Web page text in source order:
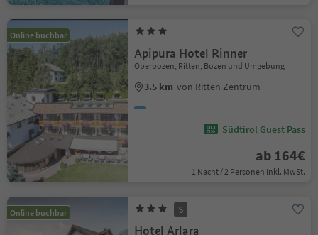
Online buchbar
Apipura Hotel Rinner
Oberbozen, Ritten, Bozen und Umgebung
3.5 km von Ritten Zentrum
Südtirol Guest Pass
ab 164€
1 Nacht / 2 Personen Inkl. MwSt.
Online buchbar S
Hotel Arlara